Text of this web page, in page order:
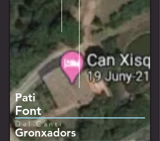
Gronxadors
Pati
Font
Del Canti